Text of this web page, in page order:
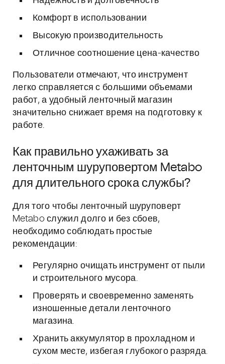
Комфорт в использовании
Высокую производительность
Отличное соотношение цена-качество
Пользователи отмечают, что инструмент
легко справляется с большими объемами
работ, а удобный ленточный магазин
значительно снижает время на подготовку к
работе.
Как правильно ухаживать за
ленточным шуруповертом Metabo
для длительного срока службы?
Для того чтобы ленточный шуруповерт
Metabo служил долго и без сбоев,
необходимо соблюдать простые
рекомендации:
Регулярно очищать инструмент от пыли
и строительного мусора.
Проверять и своевременно заменять
изношенные детали ленточного
магазина.
Хранить аккумулятор в прохладном и
сухом месте, избегая глубокого разряда.